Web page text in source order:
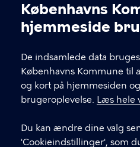
Københavns
hjemmeside
De indsamlede data
Københavns Kommune til
og kort på hjemmesiden
brugeroplevelse. Læs hele
Du kan ændre dine valg
'Cookieindstillinger', som
28 11 94 54
EAN nr.
LINKS
Send mail til
Facebook